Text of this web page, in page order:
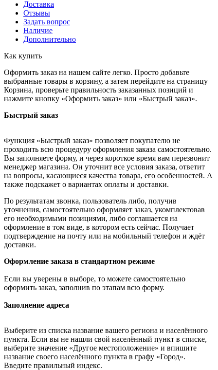
Доставка
Отзывы
Задать вопрос
Наличие
Дополнительно
Как купить
Оформить заказ на нашем сайте легко. Просто добавьте
выбранные товары в корзину, а затем перейдите на страницу
Корзина, проверьте правильность заказанных позиций и
нажмите кнопку «Оформить заказ» или «Быстрый заказ».
Быстрый заказ
Функция «Быстрый заказ» позволяет покупателю не
проходить всю процедуру оформления заказа самостоятельно.
Вы заполняете форму, и через короткое время вам перезвонит
менеджер магазина. Он уточнит все условия заказа, ответит
на вопросы, касающиеся качества товара, его особенностей. А
также подскажет о вариантах оплаты и доставки.
По результатам звонка, пользователь либо, получив
уточнения, самостоятельно оформляет заказ, укомплектовав
его необходимыми позициями, либо соглашается на
оформление в том виде, в котором есть сейчас. Получает
подтверждение на почту или на мобильный телефон и ждёт
доставки.
Оформление заказа в стандартном режиме
Если вы уверены в выборе, то можете самостоятельно
оформить заказ, заполнив по этапам всю форму.
Заполнение адреса
Выберите из списка название вашего региона и населённого
пункта. Если вы не нашли свой населённый пункт в списке,
выберите значение «Другое местоположение» и впишите
название своего населённого пункта в графу «Город».
Введите правильный индекс.